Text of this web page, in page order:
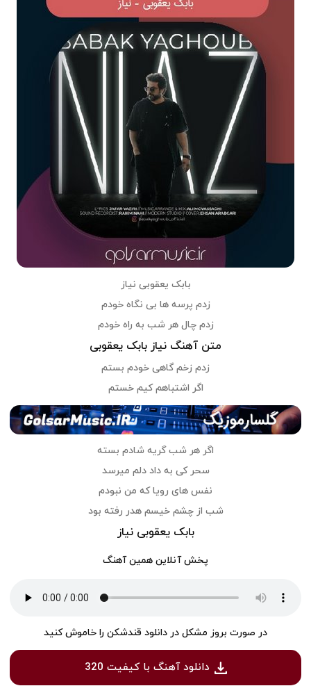
بابک یعقوبی نیاز
زدم پرسه ها بی نگاه خودم
زدم چال هر شب به راه خودم
متن آهنگ نیاز بابک یعقوبی
زدم زخم گاهی خودم بستم
اگر اشتباهم کیم خستم
اگر هر شب گریه شادم بسته
سحر کی به داد دلم میرسد
نفس های رویا که من نبودم
شب از چشم خیسم هدر رفته بود
بابک یعقوبی نیاز
پخش آنلاین همین آهنگ
در صورت بروز مشکل در دانلود قندشکن را خاموش کنید
دانلود آهنگ با کیفیت 320